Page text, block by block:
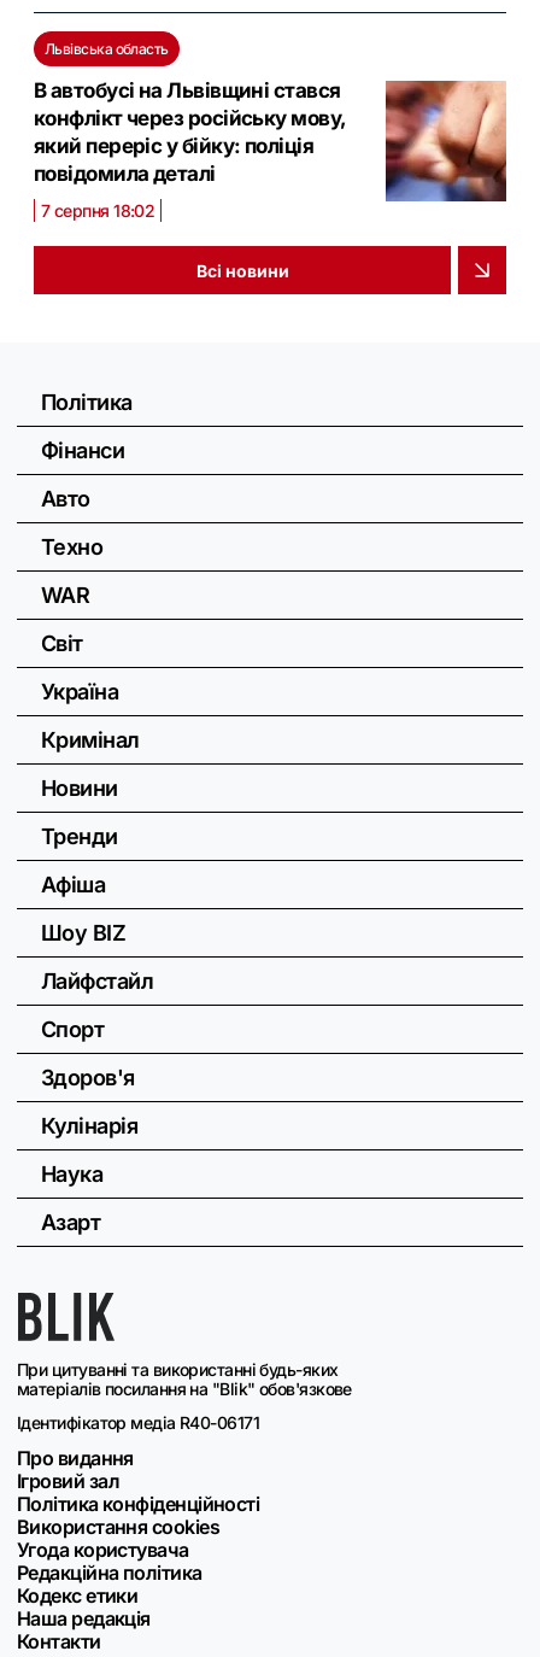
Львівська область
В автобусі на Львівщині стався
конфлікт через російську мову,
який переріс у бійку: поліція
повідомила деталі
7 серпня 18:02
Всі новини
При цитуванні та використанні будь-яких
матеріалів посилання на "Blik" обов'язкове
Ідентифікатор медіа R40-06171
Про видання
Ігровий зал
Політика конфіденційності
Використання cookies
Угода користувача
Редакційна політика
Кодекс етики
Наша редакція
Контакти
Політика
Фінанси
Авто
Техно
WAR
Світ
Україна
Кримінал
Новини
Тренди
Афіша
Шоу BIZ
Лайфстайл
Спорт
Здоров'я
Кулінарія
Наука
Азарт